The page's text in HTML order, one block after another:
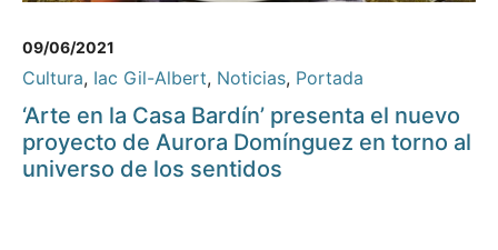
09/06/2021
Cultura, Iac Gil-Albert, Noticias, Portada
‘Arte en la Casa Bardín’ presenta el nuevo
proyecto de Aurora Domínguez en torno al
universo de los sentidos